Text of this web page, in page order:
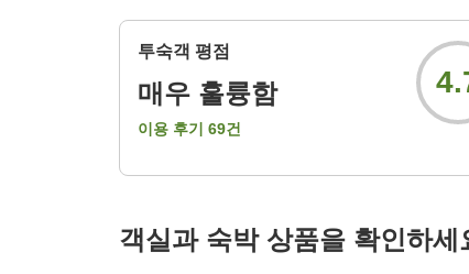
투숙객 평점
매우 훌륭함
이용 후기 69건
객실과 숙박 상품을 확인하세